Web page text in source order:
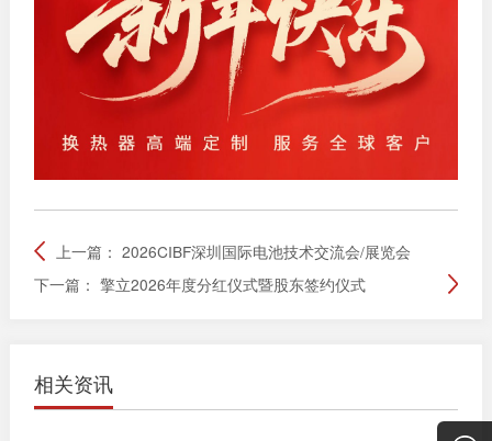
上一篇： 2026CIBF深圳国际电池技术交流会/展览会
下一篇： 擎立2026年度分红仪式暨股东签约仪式
相关资讯